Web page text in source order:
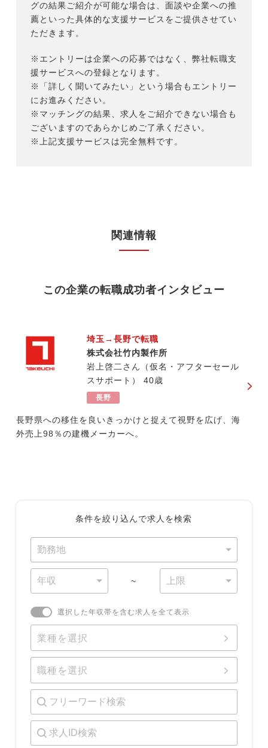
グの結果ご紹介が可能な場合は、面談や企業への推
薦といった具体的な支援サービスをご提供させてい
ただきます。
※エントリーは企業への応募ではなく、弊社転職支
援サービスへの登録となります。
※「詳しく聞いてみたい」という場合もエントリー
にお進みください。
※マッチングの結果、求人をご紹介できない場合も
ございますのであらかじめご了承ください。
※上記支援サービスは完全無料です。
関連情報
この企業の転職成功者インタビュー
埼玉→長野で転職
株式会社竹内製作所
岩上啓二さん（仮名・アフターセール
スサポート） 40歳
長野
長野県への移住を良いきっかけと捉えて視野を広げ、海
外売上98％の建機メーカーへ。
条件を絞り込んで求人を検索
~
選択した年収帯を含む求人を全て表示
業種を選択
職種を選択